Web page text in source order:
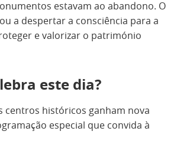
estavam ao abandono. O
a despertar a consciência para a
e valorizar o património
este dia?
centros históricos ganham nova
especial que convida à